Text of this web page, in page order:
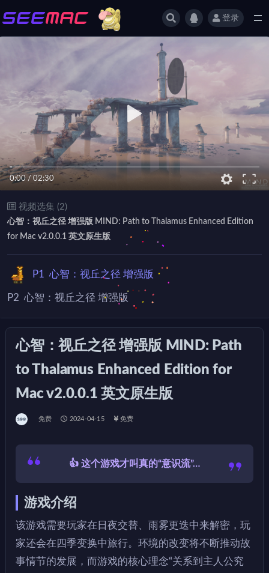
登录
0:00 / 02:30
视频选集 (2)
心智：视丘之径 增强版 MIND: Path to Thalamus Enhanced Edition
for Mac v2.0.0.1 英文原生版
P1 心智：视丘之径 增强版
P2 心智：视丘之径 增强版
心智：视丘之径 增强版 MIND: Path
to Thalamus Enhanced Edition for
Mac v2.0.0.1 英文原生版
免费 2024-04-15 免费
👍 这个游戏才叫真的“意识流”…
游戏介绍
该游戏需要玩家在日夜交替、雨雾更迭中来解密，玩
家还会在四季变换中旅行。环境的改变将不断推动故
事情节的发展，而游戏的核心理念“关系到主人公究